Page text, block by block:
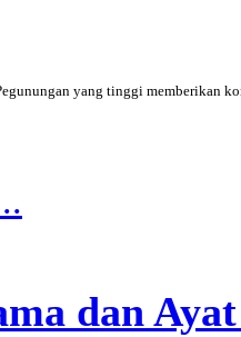
yang tinggi memberikan
dan